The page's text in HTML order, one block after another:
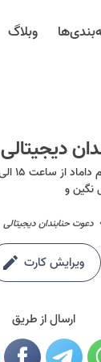
وبلاگ
دیجیتالی
دعوت حنابندان دیجیتالی
ویرایش کارت
ارسال از طریق